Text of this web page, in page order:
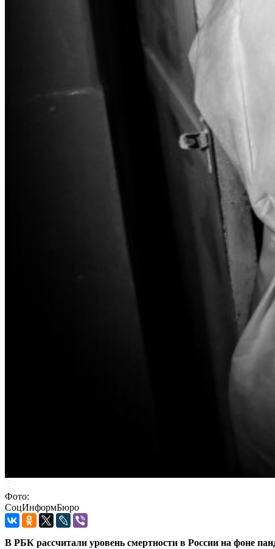
Фото:
СоцИнформБюро
В РБК рассчитали уровень смертности в России на фоне